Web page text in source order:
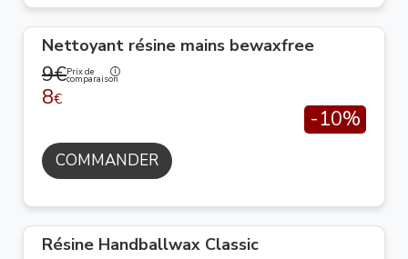
Nettoyant résine mains bewaxfree
9€Prix de
comparaison
8€
-10%
COMMANDER
Résine Handballwax Classic